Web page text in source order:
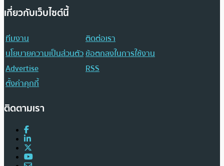
เกี่ยวกับเว็บไซต์นี้
ทีมงาน
ติดต่อเรา
นโยบายความเป็นส่วนตัวข้อตกลงในการใช้งาน
Advertise
RSS
ตั้งค่าคุกกี้
ติดตามเรา